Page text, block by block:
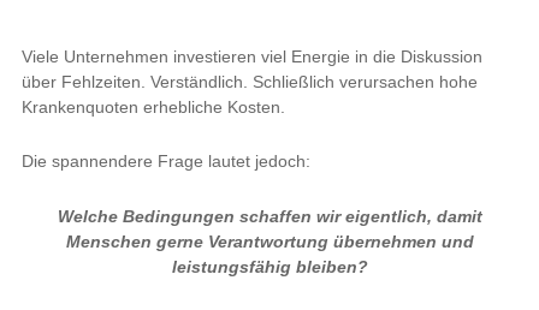
Viele Unternehmen investieren viel Energie in die Diskussion
über Fehlzeiten. Verständlich. Schließlich verursachen hohe
Krankenquoten erhebliche Kosten.
Die spannendere Frage lautet jedoch:
Welche Bedingungen schaffen wir eigentlich, damit
Menschen gerne Verantwortung übernehmen und
leistungsfähig bleiben?